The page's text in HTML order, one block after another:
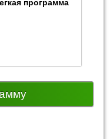
программа